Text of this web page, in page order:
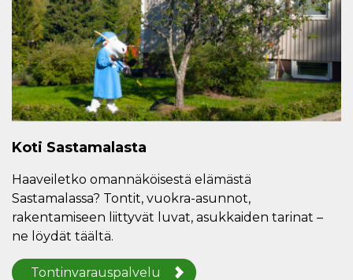
Koti Sastamalasta
Haaveiletko omannäköisestä elämästä
Sastamalassa? Tontit, vuokra-asunnot,
rakentamiseen liittyvät luvat, asukkaiden tarinat –
ne löydät täältä.
Tontinvarauspalvelu